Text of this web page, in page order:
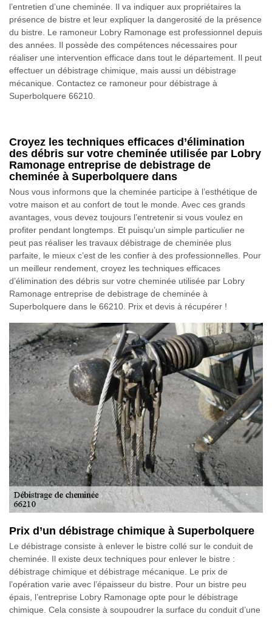
l’entretien d’une cheminée. Il va indiquer aux propriétaires la
présence de bistre et leur expliquer la dangerosité de la présence
du bistre. Le ramoneur Lobry Ramonage est professionnel depuis
des années. Il possède des compétences nécessaires pour
réaliser une intervention efficace dans tout le département. Il peut
effectuer un débistrage chimique, mais aussi un débistrage
mécanique. Contactez ce ramoneur pour débistrage à
Superbolquere 66210.
Croyez les techniques efficaces d’élimination
des débris sur votre cheminée utilisée par Lobry
Ramonage entreprise de debistrage de
cheminée à Superbolquere dans
Nous vous informons que la cheminée participe à l’esthétique de
votre maison et au confort de tout le monde. Avec ces grands
avantages, vous devez toujours l’entretenir si vous voulez en
profiter pendant longtemps. Et puisqu’un simple particulier ne
peut pas réaliser les travaux débistrage de cheminée plus
parfaite, le mieux c’est de les confier à des professionnelles. Pour
un meilleur rendement, croyez les techniques efficaces
d’élimination des débris sur votre cheminée utilisée par Lobry
Ramonage entreprise de debistrage de cheminée à
Superbolquere dans le 66210. Prix et devis à récupérer !
Prix d’un débistrage chimique à Superbolquere
Le débistrage consiste à enlever le bistre collé sur le conduit de
cheminée. Il existe deux techniques pour enlever le bistre :
débistrage chimique et débistrage mécanique. Le prix de
l’opération varie avec l’épaisseur du bistre. Pour un bistre peu
épais, l’entreprise Lobry Ramonage opte pour le débistrage
chimique. Cela consiste à soupoudrer la surface du conduit d’une